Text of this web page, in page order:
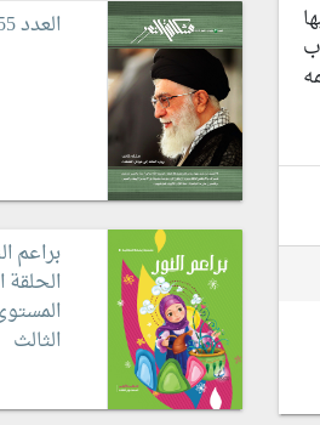
العدد 55
براعم
الحلقة
الثالث